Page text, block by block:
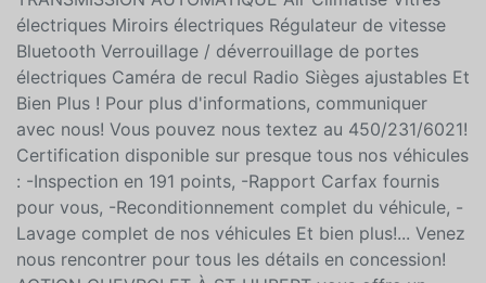
TRANSMISSION AUTOMATIQUE Air Climatisé Vitres
électriques Miroirs électriques Régulateur de vitesse
Bluetooth Verrouillage / déverrouillage de portes
électriques Caméra de recul Radio Sièges ajustables Et
Bien Plus ! Pour plus d'informations, communiquer
avec nous! Vous pouvez nous textez au 450/231/6021!
Certification disponible sur presque tous nos véhicules
: -Inspection en 191 points, -Rapport Carfax fournis
pour vous, -Reconditionnement complet du véhicule, -